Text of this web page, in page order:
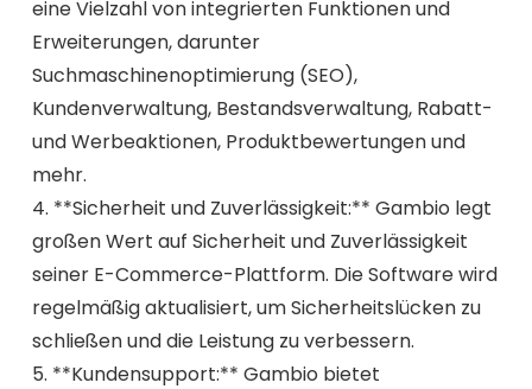
eine Vielzahl von integrierten Funktionen und
Erweiterungen, darunter
Suchmaschinenoptimierung (SEO),
Kundenverwaltung, Bestandsverwaltung, Rabatt-
und Werbeaktionen, Produktbewertungen und
mehr.
4. **Sicherheit und Zuverlässigkeit:** Gambio legt
großen Wert auf Sicherheit und Zuverlässigkeit
seiner E-Commerce-Plattform. Die Software wird
regelmäßig aktualisiert, um Sicherheitslücken zu
schließen und die Leistung zu verbessern.
5. **Kundensupport:** Gambio bietet